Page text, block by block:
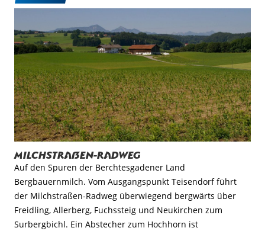
Milchstraßen-Radweg
Auf den Spuren der Berchtesgadener Land
Bergbauernmilch. Vom Ausgangspunkt Teisendorf führt
der Milchstraßen-Radweg überwiegend bergwärts über
Freidling, Allerberg, Fuchssteig und Neukirchen zum
Surbergbichl. Ein Abstecher zum Hochhorn ist